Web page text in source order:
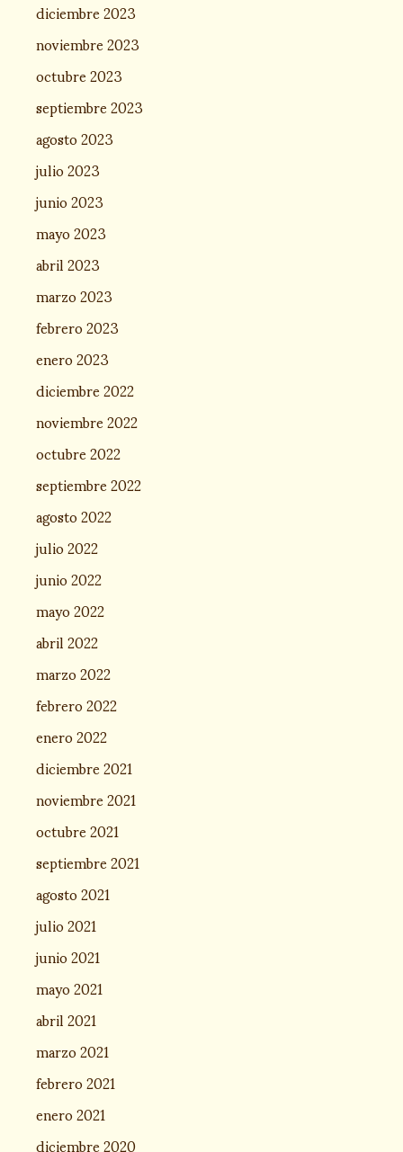
diciembre 2023
noviembre 2023
octubre 2023
septiembre 2023
agosto 2023
julio 2023
junio 2023
mayo 2023
abril 2023
marzo 2023
febrero 2023
enero 2023
diciembre 2022
noviembre 2022
octubre 2022
septiembre 2022
agosto 2022
julio 2022
junio 2022
mayo 2022
abril 2022
marzo 2022
febrero 2022
enero 2022
diciembre 2021
noviembre 2021
octubre 2021
septiembre 2021
agosto 2021
julio 2021
junio 2021
mayo 2021
abril 2021
marzo 2021
febrero 2021
enero 2021